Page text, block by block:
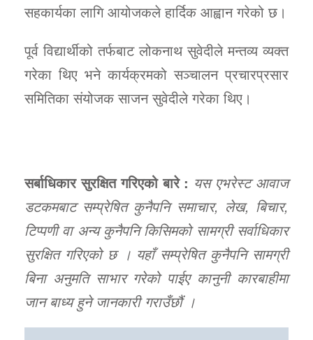
सहकार्यका लागि आयोजकले हार्दिक आह्वान गरेको छ।
पूर्व विद्यार्थीको तर्फबाट लोकनाथ सुवेदीले मन्तव्य व्यक्त
गरेका थिए भने कार्यक्रमको सञ्चालन प्रचारप्रसार
समितिका संयोजक साजन सुवेदीले गरेका थिए।
सर्बाधिकार सुरक्षित गरिएको बारे : यस एभरेस्ट आवाज
डटकमबाट सम्प्रेषित कुनैपनि समाचार, लेख, बिचार,
टिप्पणी वा अन्य कुनैपनि किसिमको सामग्री सर्वाधिकार
सुरक्षित गरिएको छ । यहाँ सम्प्रेषित कुनैपनि सामग्री
बिना अनुमति साभार गरेको पाईए कानुनी कारबाहीमा
जान बाध्य हुने जानकारी गराउँछौं ।